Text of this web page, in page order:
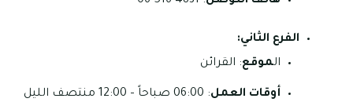
الفرع الثاني:
الموقع: القرائن
أوقات العمل: 06:00 صباحاً – 12:00 منتصف الليل